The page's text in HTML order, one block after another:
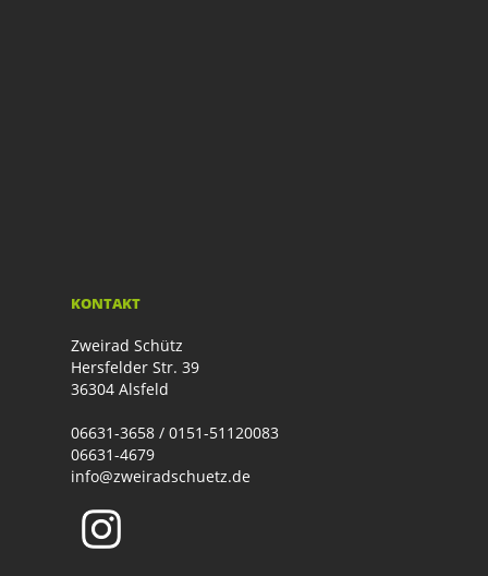
KONTAKT
Zweirad Schütz
Hersfelder Str. 39
36304 Alsfeld
06631-3658 / 0151-51120083
06631-4679
info@zweiradschuetz.de